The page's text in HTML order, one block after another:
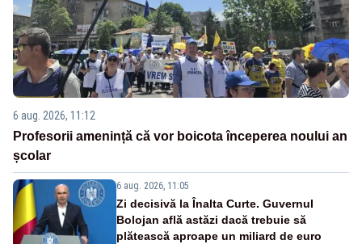
6 aug. 2026, 11:12
Profesorii amenință că vor boicota începerea noului an
școlar
6 aug. 2026, 11:05
Zi decisivă la Înalta Curte. Guvernul
Bolojan află astăzi dacă trebuie să
plătească aproape un miliard de euro